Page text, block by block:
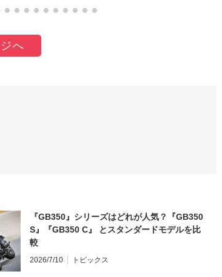
へ
『GB350』シリーズはどれが人気？『GB350
S』『GB350 C』 とスタンダードモデルを比
較
2026/7/10 トピックス